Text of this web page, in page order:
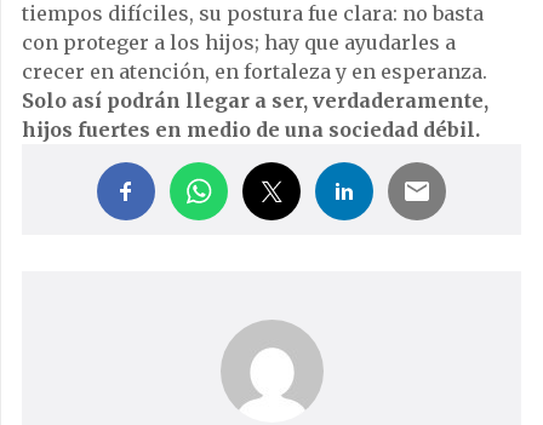
tiempos difíciles, su postura fue clara: no basta
con proteger a los hijos; hay que ayudarles a
crecer en atención, en fortaleza y en esperanza.
Solo así podrán llegar a ser, verdaderamente,
hijos fuertes en medio de una sociedad débil.